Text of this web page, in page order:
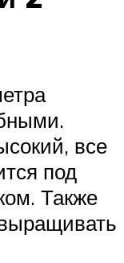
все
под
Также